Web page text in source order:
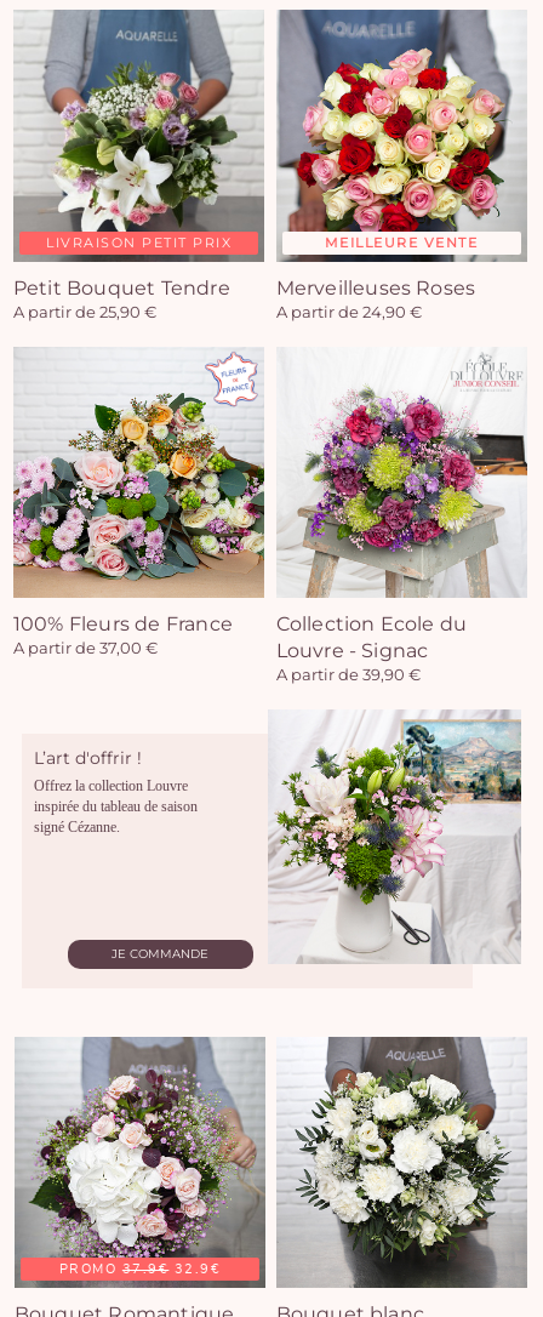
LIVRAISON PETIT PRIX
Petit Bouquet Tendre
A partir de 25,90 €
MEILLEURE VENTE
Merveilleuses Roses
A partir de 24,90 €
100% Fleurs de France
A partir de 37,00 €
Collection Ecole du
Louvre - Signac
A partir de 39,90 €
L’art d'offrir !
Offrez la collection Louvre
inspirée du tableau de saison
signé Cézanne.
JE COMMANDE
PROMO 37.9€32.9€